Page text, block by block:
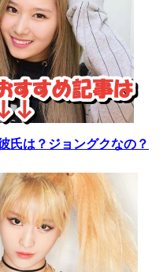
氏は？ジョングクなの？